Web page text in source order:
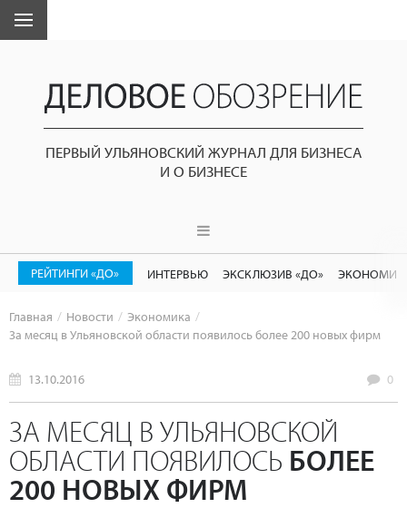
ПЕРВЫЙ УЛЬЯНОВСКИЙ ЖУРНАЛ ДЛЯ БИЗНЕСА
И О БИЗНЕСЕ
РЕЙТИНГИ «ДО» ИНТЕРВЬЮ ЭКСКЛЮЗИВ «ДО»
Главная Новости
Экономика
За месяц в Ульяновской области появилось более 200 новых фирм
13.10.2016 0
ЗА МЕСЯЦ В УЛЬЯНОВСКОЙ
ОБЛАСТИ ПОЯВИЛОСЬ БОЛЕЕ
200 НОВЫХ ФИРМ